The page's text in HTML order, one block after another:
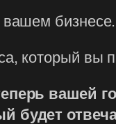
бизнесе.
который вы
вашей
будет